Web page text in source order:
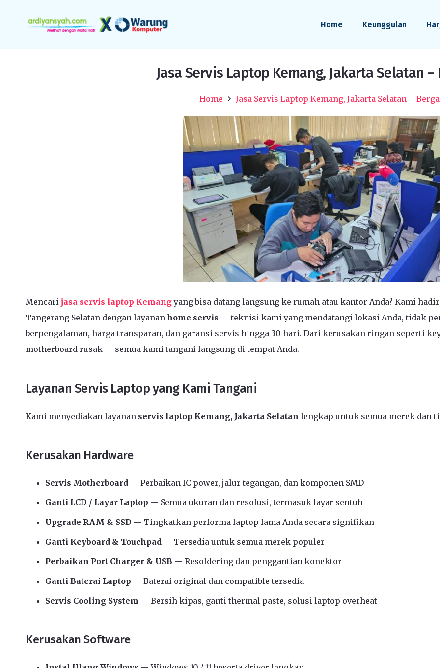
Home Keunggulan
Jasa Servis Laptop Kemang, Jakarta Selatan –
Home Jasa Servis Laptop Kemang, Jakarta Selatan –
Mencari jasa servis laptop Kemangyang bisa datang langsung ke rumah atau kantor Anda? Kami
Tangerang Selatan dengan layanan home servis — teknisi kami yang mendatangi lokasi Anda, tidak
berpengalaman, harga transparan, dan garansi servis hingga 30 hari. Dari kerusakan ringan seperti
motherboard rusak — semua kami tangani langsung di tempat Anda.
Layanan Servis Laptop yang Kami Tangani
Kami menyediakan layanan servis laptop Kemang, Jakarta Selatan lengkap untuk semua merek dan
Kerusakan Hardware
Servis Motherboard — Perbaikan IC power, jalur tegangan, dan komponen SMD
Ganti LCD / Layar Laptop — Semua ukuran dan resolusi, termasuk layar sentuh
Upgrade RAM & SSD — Tingkatkan performa laptop lama Anda secara signifikan
Ganti Keyboard & Touchpad — Tersedia untuk semua merek populer
Perbaikan Port Charger & USB — Resoldering dan penggantian konektor
Ganti Baterai Laptop — Baterai original dan compatible tersedia
Servis Cooling System — Bersih kipas, ganti thermal paste, solusi laptop overheat
Kerusakan Software